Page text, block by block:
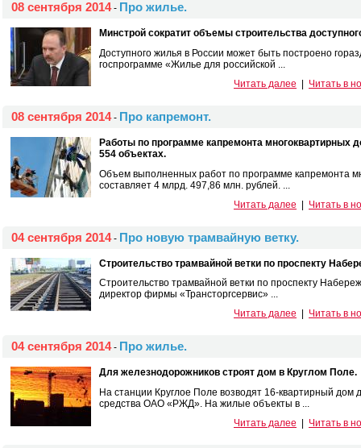
08 сентября 2014- Про жилье.
Минстрой сократит объемы строительства
Доступного жилья в России может быть построено
госпрограмме «Жилье для российской ...
Читать далее
Читать в
08 сентября 2014- Про капремонт.
Работы по программе капремонта многоквартирных
554 объектах.
Объем выполненных работ по программе капремонта
составляет 4 млрд. 497,86 млн. рублей. ...
Читать далее
Читать в
04 сентября 2014- Про новую трамвайную ветку.
Строительство трамвайной ветки по проспекту
Строительство трамвайной ветки по проспекту
директор фирмы «Трансторгсервис» ...
Читать далее
Читать в
04 сентября 2014- Про жилье.
Для железнодорожников строят дом в Круглом Поле.
На станции Круглое Поле возводят 16-квартирный
средства ОАО «РЖД». На жилые объекты в ...
Читать далее
Читать в